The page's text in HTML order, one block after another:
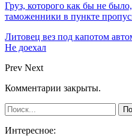
Груз, которого как бы не
таможенники в пункте
Литовец вез под капотом
Не доехал
Prev Next
Комментарии закрыты.
Интересное: